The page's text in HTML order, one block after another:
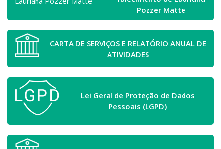
Pozzer Matte
CARTA DE SERVIÇOS E RELATÓRIO ANUAL DE
ATIVIDADES
Lei Geral de Proteção de Dados
Pessoais (LGPD)